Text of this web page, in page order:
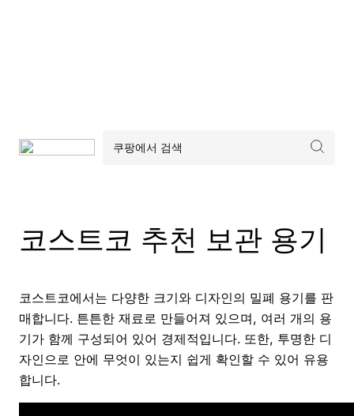
코스트코 추천 보관 용기
코스트코에서는 다양한 크기와 디자인의 밀폐 용기를 판
매합니다. 튼튼한 재료로 만들어져 있으며, 여러 개의 용
기가 함께 구성되어 있어 경제적입니다. 또한, 투명한 디
자인으로 안에 무엇이 있는지 쉽게 확인할 수 있어 유용
합니다.